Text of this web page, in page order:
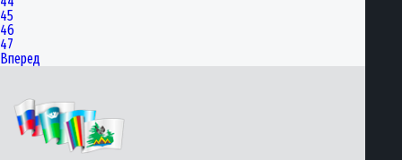
45
46
47
Вперед